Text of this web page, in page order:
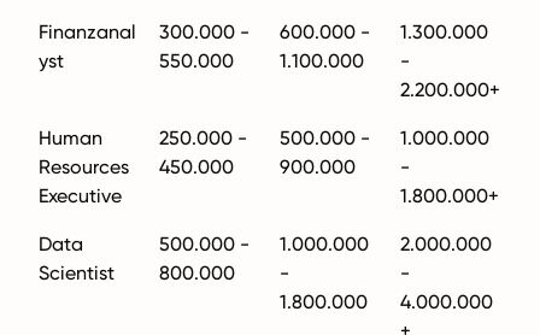
Finanzanal
yst
300.000 -
550.000
600.000 -
1.100.000
1.300.000
-
2.200.000+
Human
Resources
Executive
250.000 -
450.000
500.000 -
900.000
1.000.000
-
1.800.000+
Data
Scientist
500.000 -
800.000
1.000.000
-
1.800.000
2.000.000
-
4.000.000